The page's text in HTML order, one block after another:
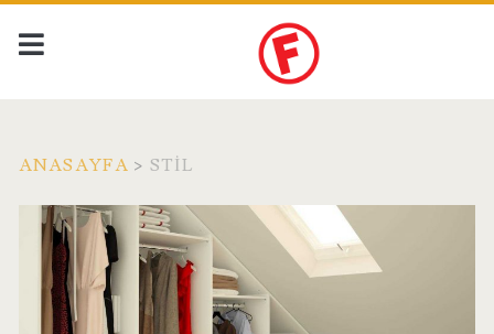
ANASAYFA > STIL
Etiket:
<span>stil</span>